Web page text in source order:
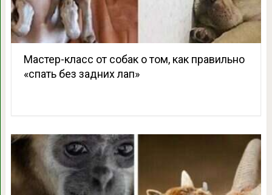
Мастер-класс от собак о том, как правильно
«спать без задних лап»